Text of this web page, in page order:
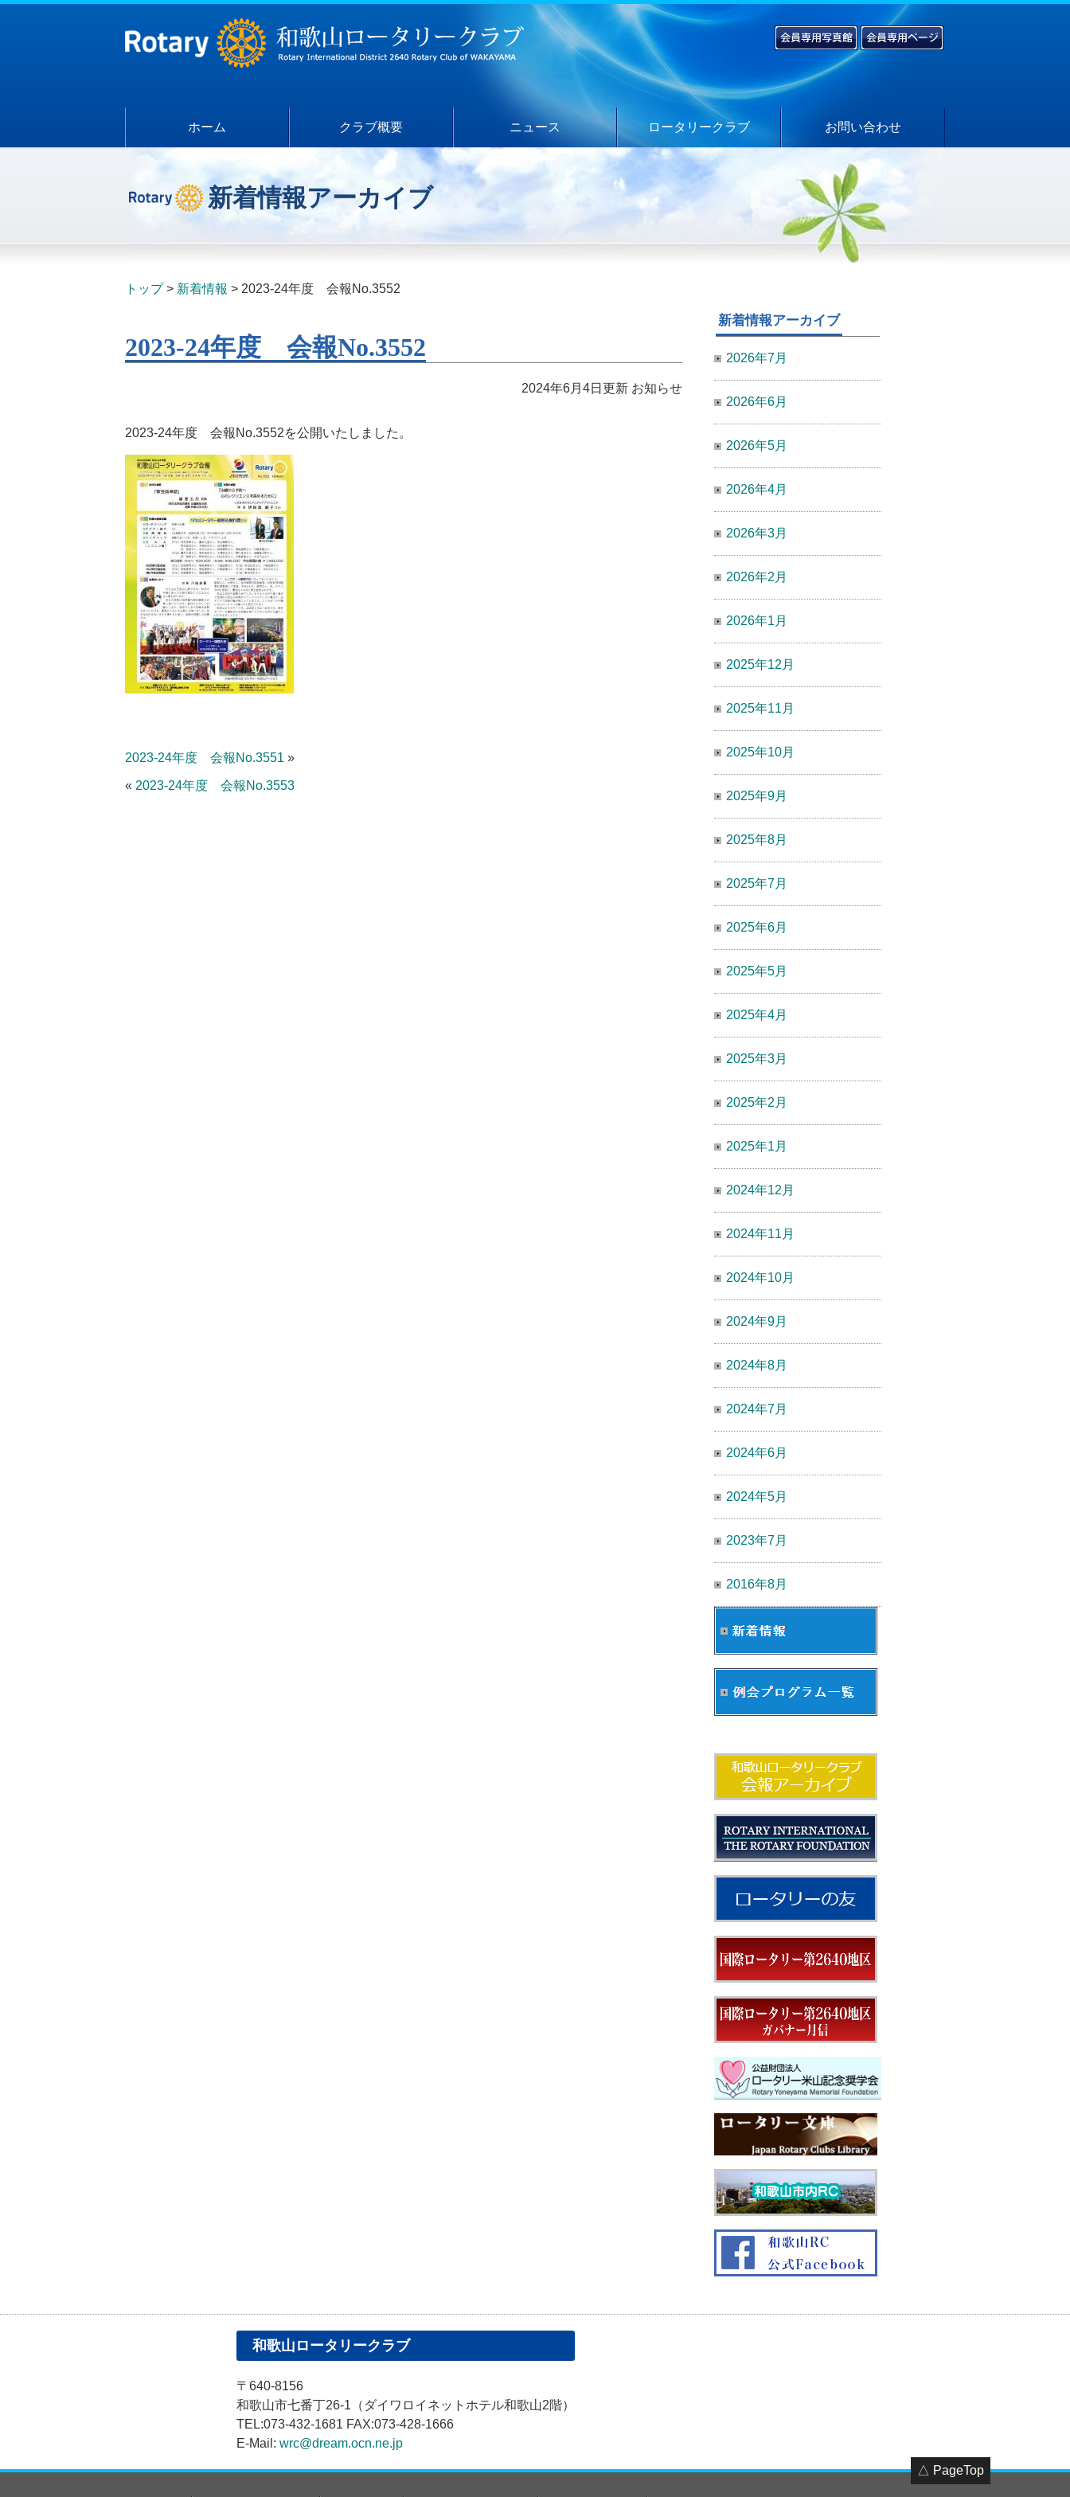
ホーム クラブ概要 ニュース ロータリークラブ お問い合わせ
新着情報アーカイブ
トップ 新着情報 2023-24年度 会報No.3552
2023-24年度 会報No.3552
2024年6月4日更新 お知らせ
2023-24年度 会報No.3552を公開いたしました。
2023-24年度 会報No.3551 »
« 2023-24年度 会報No.3553
新着情報アーカイブ
2026年7月
2026年6月
2026年5月
2026年4月
2026年3月
2026年2月
2026年1月
2025年12月
2025年11月
2025年10月
2025年9月
2025年8月
2025年7月
2025年6月
2025年5月
2025年4月
2025年3月
2025年2月
2025年1月
2024年12月
2024年11月
2024年10月
2024年9月
2024年8月
2024年7月
2024年6月
2024年5月
2023年7月
2016年8月
和歌山ロータリークラブ
〒640-8156
和歌山市七番丁26-1（ダイワロイネットホテル和歌山2階）
TEL:073-432-1681 FAX:073-428-1666
E-Mail: wrc@dream.ocn.ne.jp
△ PageTop